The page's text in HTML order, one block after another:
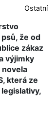
Ostatní
že od
zákaz
výjimky
novela
která ze